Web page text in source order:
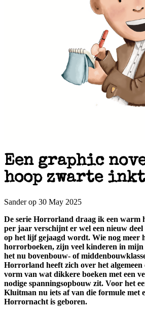
Een graphic
hoop zwarte inkt
Sander op 30 May 2025
De serie Horrorland draag ik een warm
per jaar verschijnt er wel een nieuw
op het lijf gejaagd wordt. Wie nog meer
horrorboeken, zijn veel kinderen in mijn
het nu bovenbouw- of
Horrorland heeft zich over het algemeen
vorm van wat dikkere boeken met een
nodige spanningsopbouw zit. Voor het
Kluitman nu iets af van die formule met
Horrornacht is geboren.